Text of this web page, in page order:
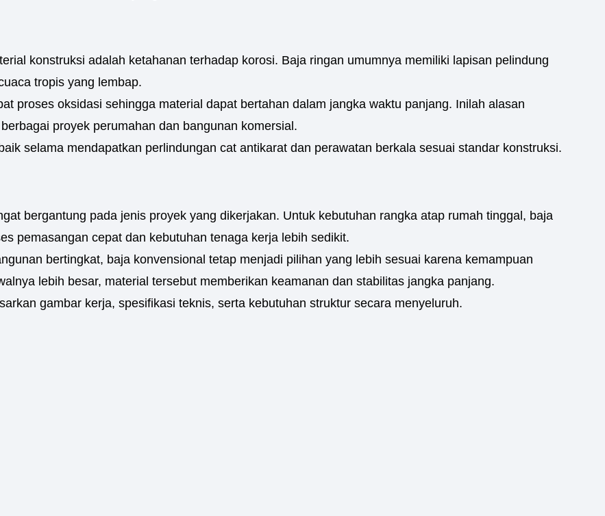
konstruksi adalah ketahanan terhadap korosi. Baja ringan umumnya memiliki lapisan pelindung
tropis yang lembap.
proses oksidasi sehingga material dapat bertahan dalam jangka waktu panjang. Inilah alasan
proyek perumahan dan bangunan komersial.
selama mendapatkan perlindungan cat antikarat dan perawatan berkala sesuai standar konstruksi.
bergantung pada jenis proyek yang dikerjakan. Untuk kebutuhan rangka atap rumah tinggal, baja
pemasangan cepat dan kebutuhan tenaga kerja lebih sedikit.
bertingkat, baja konvensional tetap menjadi pilihan yang lebih sesuai karena kemampuan
lebih besar, material tersebut memberikan keamanan dan stabilitas jangka panjang.
gambar kerja, spesifikasi teknis, serta kebutuhan struktur secara menyeluruh.